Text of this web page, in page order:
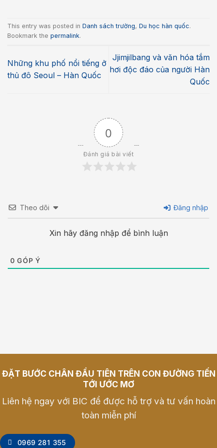
This entry was posted in Danh sách trường, Du học hàn quốc.
Bookmark the permalink.
Những khu phố nổi tiếng ở
thủ đô Seoul – Hàn Quốc
Jjimjilbang và văn hóa tắm
hơi độc đáo của người Hàn
Quốc
0
Đánh giá bài viết
Theo dõi Đăng nhập
Xin hãy đăng nhập để bình luận
0 GÓP Ý
ĐẶT BƯỚC CHÂN ĐẦU TIÊN TRÊN CON ĐƯỜNG TIẾN
TỚI ƯỚC MƠ
Liên hệ ngay với BIC để được hỗ trợ và tư vấn hoàn
toàn miễn phí
0969 281 355